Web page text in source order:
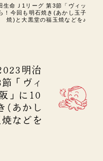
生命Ｊ1リーグ 第3節「ヴィッ
！今回も明石焼き(あかし玉子
焼)と大黒堂の福玉焼などを♪
明治
「ヴィ
」に10
(あかし
などを